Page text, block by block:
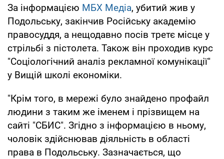
За інформацією МБХ Медіа, убитий жив у
Подольську, закінчив Російську академію
правосуддя, а нещодавно посів третє місце у
стрільбі з пістолета. Також він проходив курс
"Соціологічний аналіз рекламної комунікації"
у Вищій школі економіки.
"Крім того, в мережі було знайдено профайл
людини з таким же іменем і прізвищем на
сайті "СБИС". Згідно з інформацією в ньому,
чоловік здійснював діяльність в області
права в Подольську. Зазначається, що